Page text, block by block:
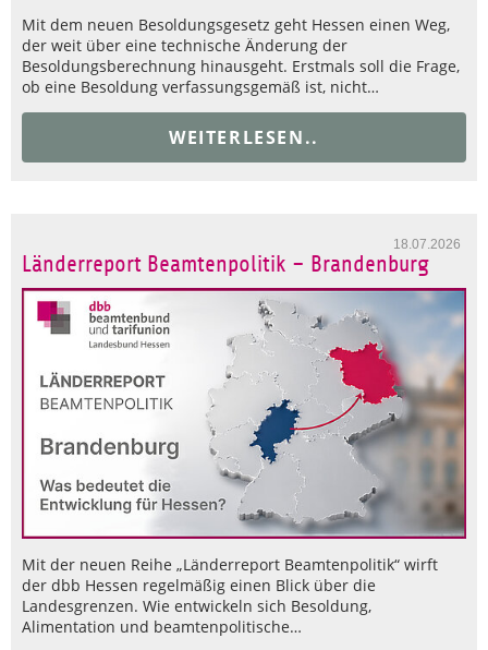
Mit dem neuen Besoldungsgesetz geht Hessen einen Weg,
der weit über eine technische Änderung der
Besoldungsberechnung hinausgeht. Erstmals soll die Frage,
ob eine Besoldung verfassungsgemäß ist, nicht…
WEITERLESEN..
18.07.2026
Länderreport Beamtenpolitik – Brandenburg
Mit der neuen Reihe „Länderreport Beamtenpolitik“ wirft
der dbb Hessen regelmäßig einen Blick über die
Landesgrenzen. Wie entwickeln sich Besoldung,
Alimentation und beamtenpolitische…